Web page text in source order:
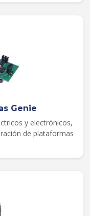
Genie
y electrónicos,
de plataformas